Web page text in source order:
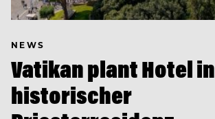
NEWS
Vatikan plant Hotel in
historischer